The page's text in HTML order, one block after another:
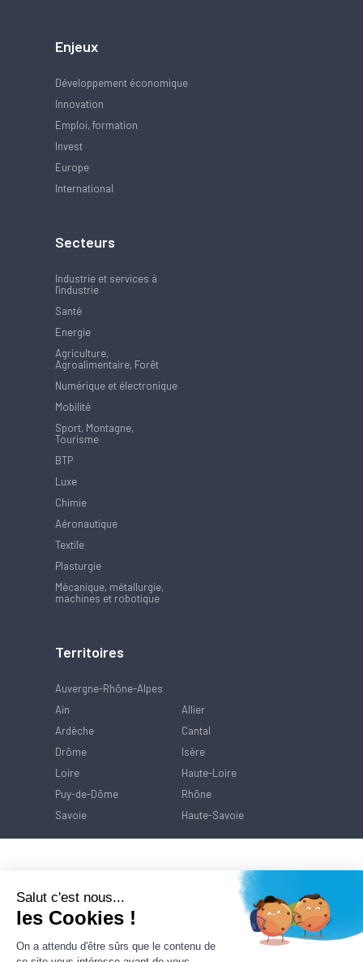
Enjeux
Développement économique
Innovation
Emploi, formation
Invest
Europe
International
Secteurs
Industrie et services à
l'industrie
Santé
Energie
Agriculture,
Agroalimentaire, Forêt
Numérique et électronique
Mobilité
Sport, Montagne,
Tourisme
BTP
Luxe
Chimie
Aéronautique
Textile
Plasturgie
Mécanique, métallurgie,
machines et robotique
Territoires
Auvergne-Rhône-Alpes
Ain
Allier
Ardèche
Cantal
Drôme
Isère
Loire
Haute-Loire
Puy-de-Dôme
Rhône
Savoie
Haute-Savoie
Salut c'est nous...
les Cookies !
On a attendu d'être sûrs que le contenu de